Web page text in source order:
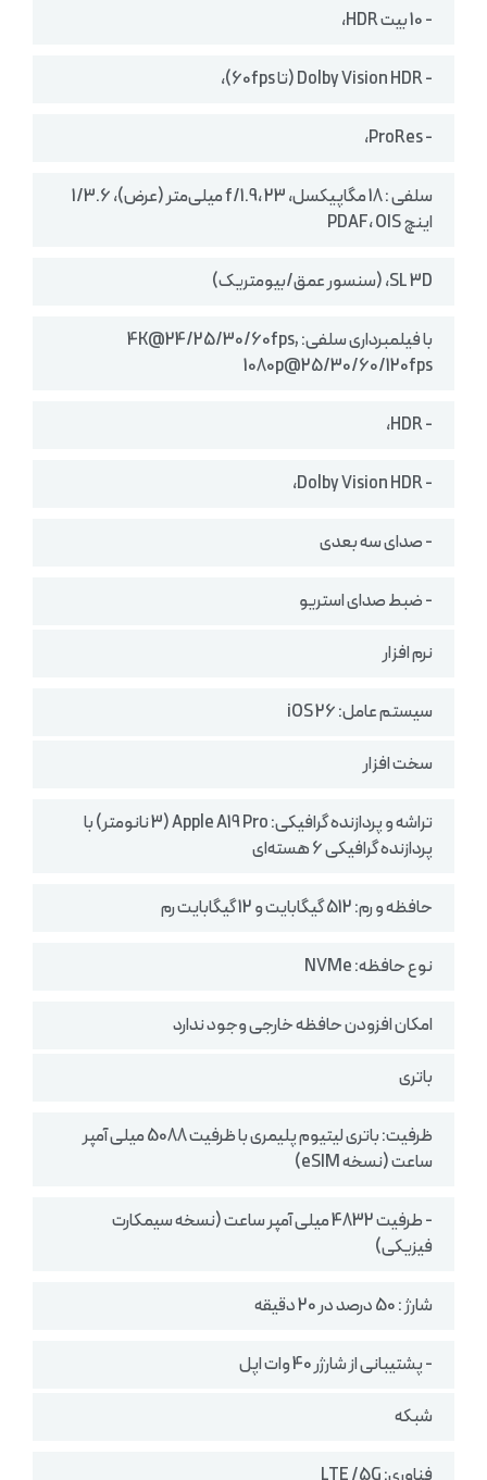
- 10 بیت HDR،
- Dolby Vision HDR (تا 60fps)،
- ProRes،
سلفی : 18 مگاپیکسل، f/1.9، 23 میلی‌متر (عرض)، 1/3.6
اینچ PDAF، OIS
SL 3D، (سنسور عمق/بیومتریک)
با فیلمبرداری سلفی: 4K@24/25/30/60fps,
1080p@25/30/60/120fps
- HDR،
- Dolby Vision HDR،
- صدای سه بعدی
- ضبط صدای استریو
نرم افزار
سیستم ‌عامل: iOS 26
سخت افزار
تراشه و پردازنده گرافیکی: Apple A19 Pro (3 نانومتر) با
پردازنده گرافیکی 6 هسته‌ای
حافظه و رم: 512 گیگابایت و 12 گیگابایت رم
نوع حافظه: NVMe
امکان افزودن حافظه خارجی وجود ندارد
باتری
ظرفیت: باتری لیتیوم پلیمری با ظرفیت 5088 میلی آمپر
ساعت (نسخه eSIM)
- طرفیت 4832 میلی آمپر ساعت (نسخه سیمکارت
فیزیکی)
شارژ : 50 درصد در 20 دقیقه
- پشتیبانی از شارژر 40 وات اپل
شبکه